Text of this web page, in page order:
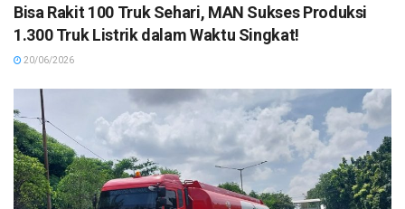
Bisa Rakit 100 Truk Sehari, MAN Sukses Produksi
1.300 Truk Listrik dalam Waktu Singkat!
20/06/2026